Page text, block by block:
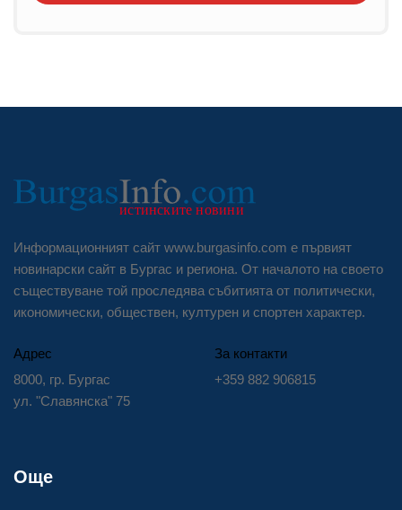
Информационният сайт www.burgasinfo.com е първият
новинарски сайт в Бургас и региона. От началото на своето
съществуване той проследява събитията от политически,
икономически, обществен, културен и спортен характер.
Адрес
8000, гр. Бургас
ул. "Славянска" 75
За контакти
+359 882 906815
Още